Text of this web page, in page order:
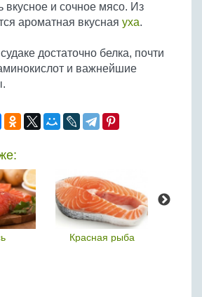
вкусное и сочное мясо. Из
ароматная вкусная уха.
достаточно белка, почти
и важнейшие
рыба Семга